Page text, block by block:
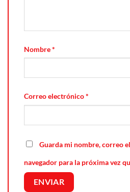
Nombre*
Correo electrónico*
Guarda mi nombre, correo
navegador para la próxima vez